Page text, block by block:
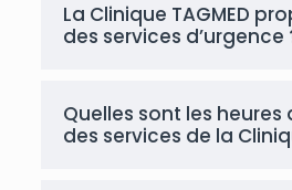
La Clinique TAGMED
des services d’urgence
Quelles sont les heures
des services de la